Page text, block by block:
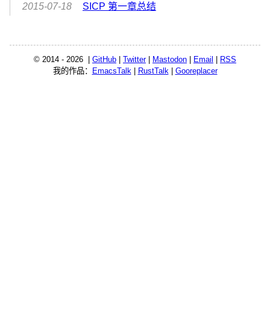
2015-07-18
SICP 第一章总结
© 2014 - 2026 | GitHub Twitter| Mastodon Email
RSS
我的作品：
EmacsTalk| RustTalk| Gooreplacer